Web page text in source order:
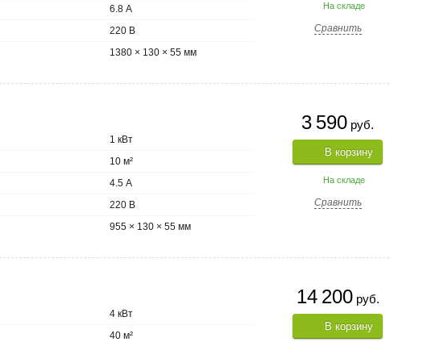
На складе
Сравнить
6.8 А
220 В
1380 × 130 × 55 мм
3 590 руб.
В корзину
На складе
Сравнить
1 кВт
10 м²
4.5 А
220 В
955 × 130 × 55 мм
14 200руб.
В корзину
4 кВт
40 м²